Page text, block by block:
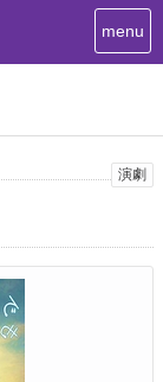
T
o
i
g
menu
演劇